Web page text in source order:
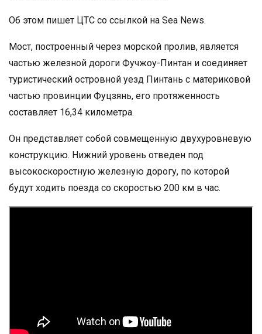
Об этом пишет ЦТС со ссылкой на Sea News.
Мост, построенный через морской пролив, является
частью железной дороги Фучжоу-Пинтан и соединяет
туристический островной уезд Пинтань с материковой
частью провинции Фуцзянь, его протяженность
составляет 16,34 километра.
Он представляет собой совмещенную двухуровневую
конструкцию. Нижний уровень отведен под
высокоскоростную железную дорогу, по которой
будут ходить поезда со скоростью 200 км в час.